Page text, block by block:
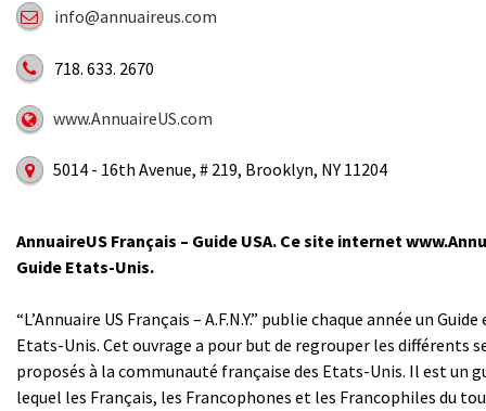
info@annuaireus.com
718. 633. 2670
www.AnnuaireUS.com
5014 - 16th Avenue, # 219, Brooklyn, NY 11204
AnnuaireUS Français – Guide USA. Ce site internet
Guide Etats-Unis.
“L’Annuaire US Français – A.F.N.Y.” publie chaque année un
Etats-Unis. Cet ouvrage a pour but de regrouper les différents
proposés à la communauté française des Etats-Unis. Il est un
lequel les Français, les Francophones et les Francophiles du